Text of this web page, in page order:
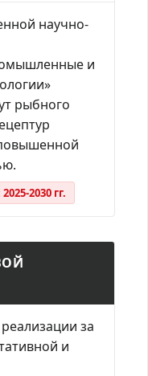
научно-
и
рыбного
2030 гг.
за
и